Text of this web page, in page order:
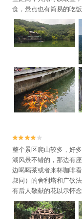
食，景点也有简易的吃


整个景区爬山较多，好
湖风景不错的，那边有
边喝喝茶或者来杯咖啡
叔同）的舍利塔和广钦
有后人敬献的花以示怀念